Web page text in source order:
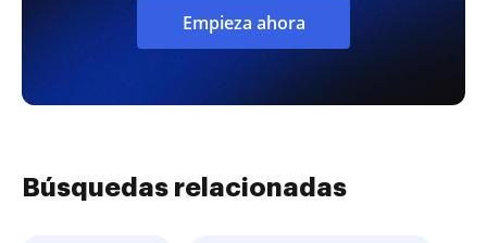
Empieza ahora
Búsquedas relacionadas